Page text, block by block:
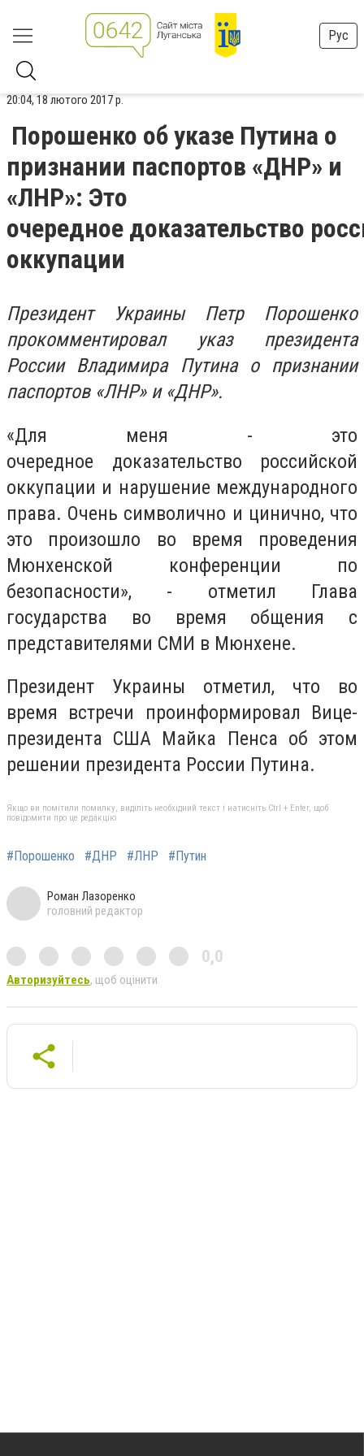
Рус
20:04, 18 лютого 2017 р.
Порошенко об указе Путина о
признании паспортов «ДНР» и
«ЛНР»: Это
очередное доказательство
оккупации
Президент Украины Петр Порошенко
прокомментировал указ президента
России Владимира Путина о признании
паспортов «ЛНР» и «ДНР».
«Для меня - это
очередное доказательство российской
оккупации и нарушение международного
права. Очень символично и цинично, что
это произошло во время проведения
Мюнхенской конференции по
безопасности», - отметил Глава
государства во время общения с
представителями СМИ в Мюнхене.
Президент Украины отметил, что во
время встречи проинформировал Вице-
президента США Майка Пенса об этом
решении президента России Путина.
Якщо ви помітили помилку, виділіть необхідний текст і натисніть Ctrl + Enter, щоб
повідомити про це редакцію
#Порошенко #ДНР #ЛНР #Путин
Роман Лазоренко
головний редактор
0,0
Авторизуйтесь, щоб оцінити